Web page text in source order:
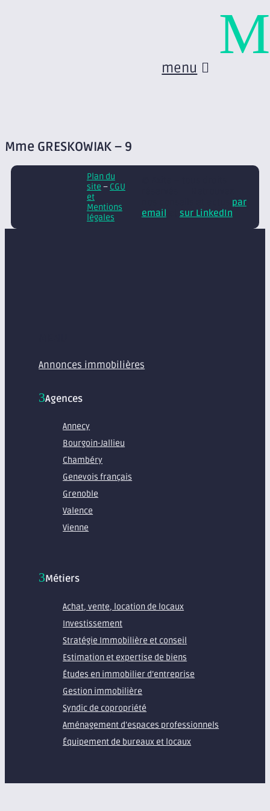
menu
Mme GRESKOWIAK – 9
Plan du
site – CGU
et
Mentions
légales
par
email
sur LinkedIn
Annonces immobilières
Agences
Annecy
Bourgoin-Jallieu
Chambéry
Genevois français
Grenoble
Valence
Vienne
Métiers
Achat, vente, location de locaux
Investissement
Stratégie Immobilière et conseil
Estimation et expertise de biens
Études en immobilier d’entreprise
Gestion immobilière
Syndic de copropriété
Aménagement d’espaces professionnels
Équipement de bureaux et locaux
M